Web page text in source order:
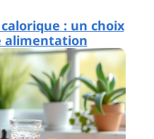
: un choix
alimentation